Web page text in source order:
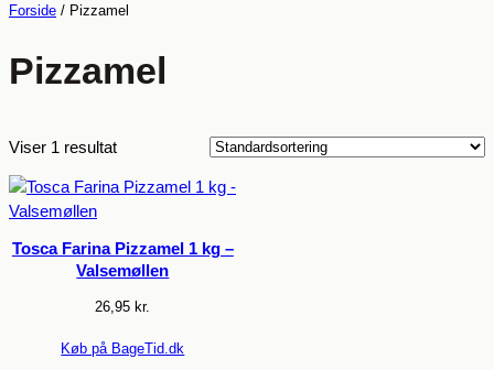
Forside / Pizzamel
Pizzamel
Viser 1 resultat
Tosca Farina Pizzamel 1 kg –
Valsemøllen
26,95 kr.
Køb på BageTid.dk